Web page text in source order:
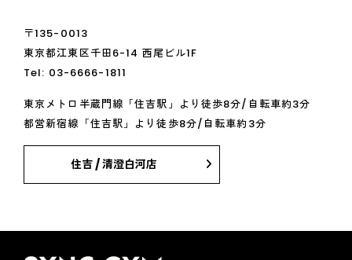
〒135-0013
東京都江東区千田6-14 西尾ビル1F
Tel: 03-6666-1811
東京メトロ半蔵門線「住吉駅」より徒歩8分/自転車約3分
都営新宿線「住吉駅」より徒歩8分/自転車約3分
住吉 / 清澄白河店